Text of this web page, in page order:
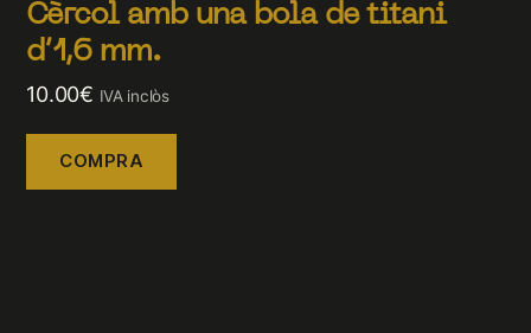
Cèrcol amb una bola de titani
d’1,6 mm.
10.00€ IVA inclòs
COMPRA